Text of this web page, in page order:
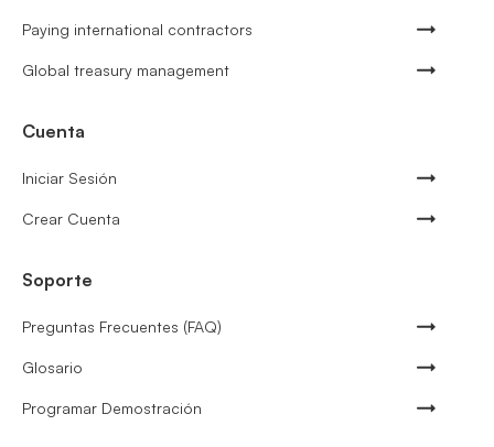
Paying international contractors
Global treasury management
Cuenta
Iniciar Sesión
Crear Cuenta
Soporte
Preguntas Frecuentes (FAQ)
Glosario
Programar Demostración